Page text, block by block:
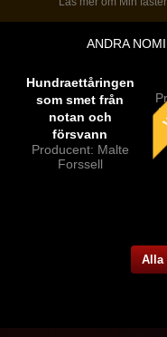
ANDRA
Hundraettåringen
som smet från
notan och
försvann
Producent: Malte
Forssell
Alla